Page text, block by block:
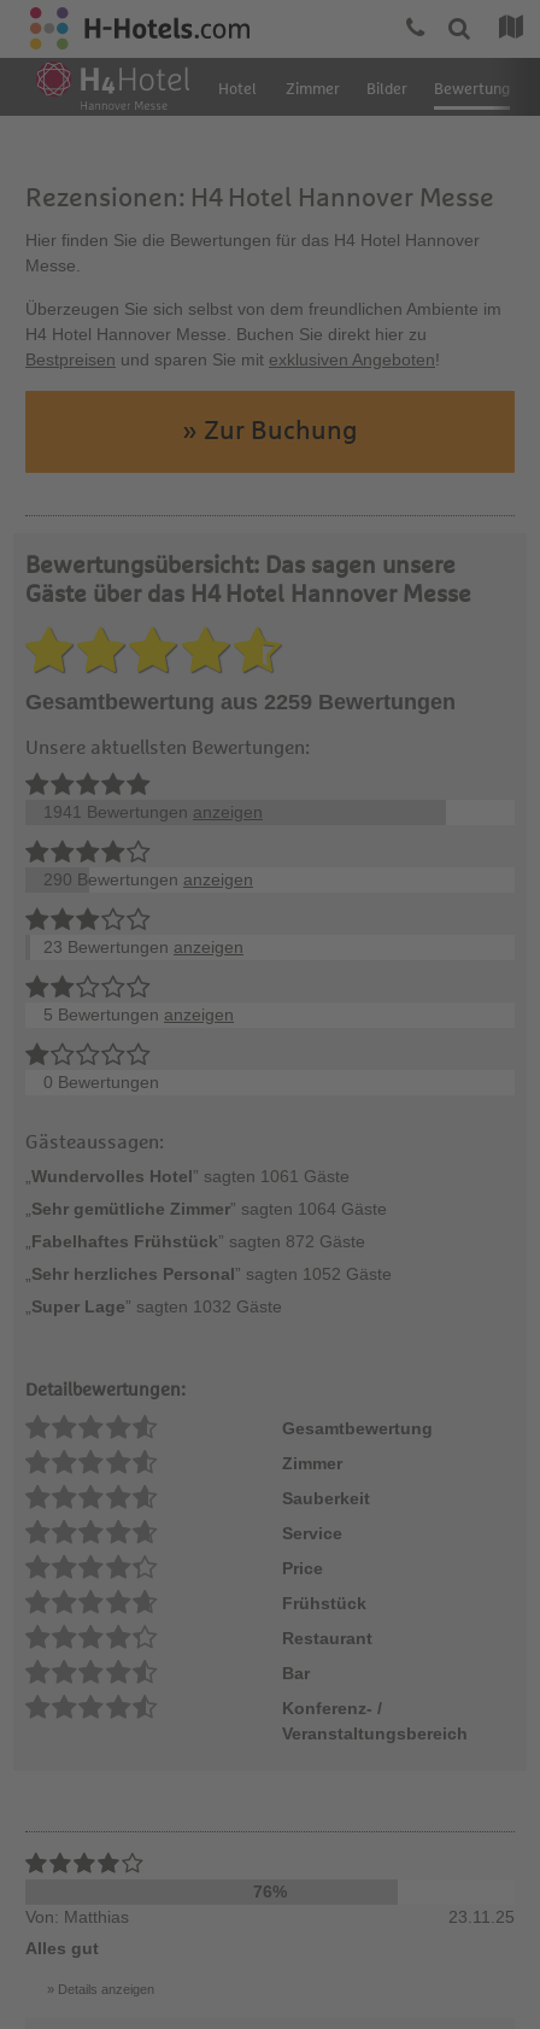
Hotel Zimmer Bilder Bewertung
Rezensionen: H4 Hotel Hannover Messe
Hier finden Sie die Bewertungen für das H4 Hotel Hannover
Messe.
Überzeugen Sie sich selbst von dem freundlichen Ambiente im
H4 Hotel Hannover Messe. Buchen Sie direkt hier zu
Bestpreisen und sparen Sie mit exklusiven Angeboten!
» Zur Buchung
Bewertungsübersicht: Das sagen unsere
Gäste über das H4 Hotel Hannover Messe
Gesamtbewertung aus 2259 Bewertungen
Unsere aktuellsten Bewertungen:
1941 Bewertungen anzeigen
290 Bewertungen anzeigen
23 Bewertungen anzeigen
5 Bewertungen anzeigen
0 Bewertungen
Gästeaussagen:
Wundervolles Hotel” sagten 1061 Gäste
Sehr gemütliche Zimmer” sagten 1064 Gäste
Fabelhaftes Frühstück” sagten 872 Gäste
Sehr herzliches Personal” sagten 1052 Gäste
Super Lage” sagten 1032 Gäste
Detailbewertungen:
Gesamtbewertung
Zimmer
Sauberkeit
Service
Price
Frühstück
Restaurant
Bar
Konferenz- /
Veranstaltungsbereich
76%
Von: Matthias
23.11.25
Alles gut
Details anzeigen